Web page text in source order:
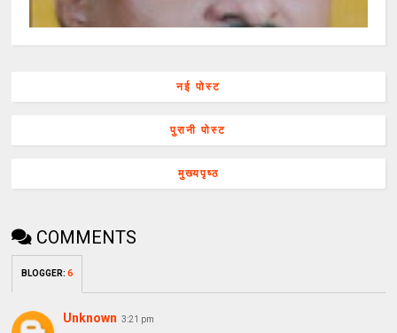
नई पोस्ट
पुरानी पोस्ट
मुख्यपृष्ठ
COMMENTS
BLOGGER:6
Unknown 3:21 pm